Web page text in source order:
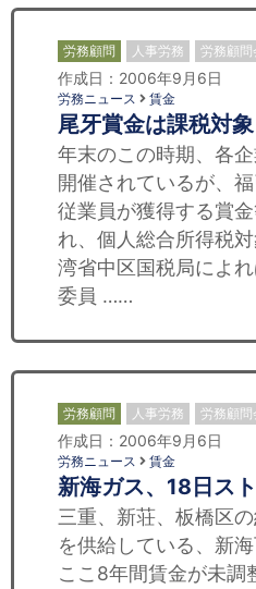
労務顧問 人事労務 労務顧問
作成日：2006年9月6日
労務ニュース 賃金
尾牙賞金は課税対象
年末のこの時期、各
開催されているが、
従業員が獲得する賞
れ、個人総合所得税
湾省中区国税局によ
委員 ……
労務顧問 人事労務 労務顧問
作成日：2006年9月6日
労務ニュース 賃金
新海ガス、18日ス
三重、新荘、板橋区
を供給している、新
ここ8年間賃金が未調